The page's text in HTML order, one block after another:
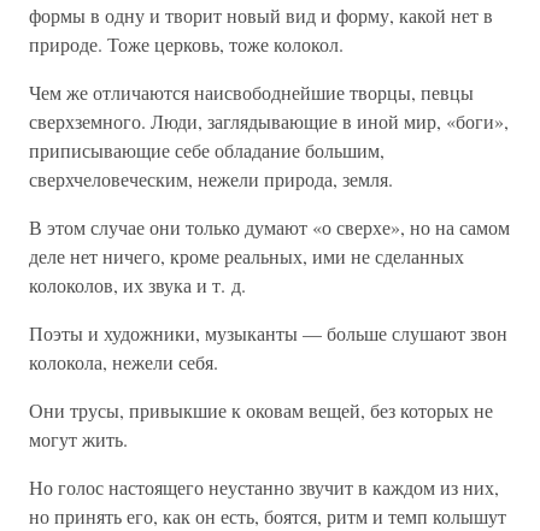
формы в одну и творит новый вид и форму, какой нет в
природе. Тоже церковь, тоже колокол.
Чем же отличаются наисвободнейшие творцы, певцы
сверхземного. Люди, заглядывающие в иной мир, «боги»,
приписывающие себе обладание большим,
сверхчеловеческим, нежели природа, земля.
В этом случае они только думают «о сверхе», но на самом
деле нет ничего, кроме реальных, ими не сделанных
колоколов, их звука и т. д.
Поэты и художники, музыканты — больше слушают звон
колокола, нежели себя.
Они трусы, привыкшие к оковам вещей, без которых не
могут жить.
Но голос настоящего неустанно звучит в каждом из них,
но принять его, как он есть, боятся, ритм и темп колышут